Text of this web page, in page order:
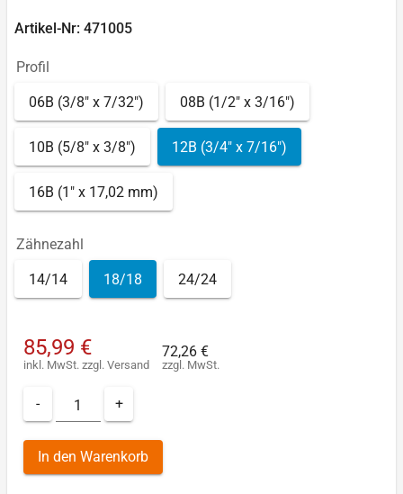
Artikel-Nr: 471005
Profil
06B (3/8" x 7/32") 08B (1/2" x 3/16")
10B (5/8" x 3/8") 12B (3/4" x 7/16")
16B (1" x 17,02 mm)
Zähnezahl
14/14 18/18 24/24
85,99 €
inkl. MwSt. zzgl. Versand
72,26 €
zzgl. MwSt.
- +
In den Warenkorb